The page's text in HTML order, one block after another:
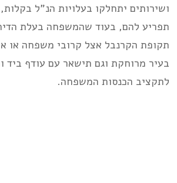
ושירותים יתחלקו בעלויות הנ”ל
תפריע להם, בעוד שהמשפחה בעלת
תקופת הקרנבל אצל קרובי משפחה או
בעיר מרוחקת וגם תישאר עם עודף ביד
לתקציב הכנסות המשפחה.